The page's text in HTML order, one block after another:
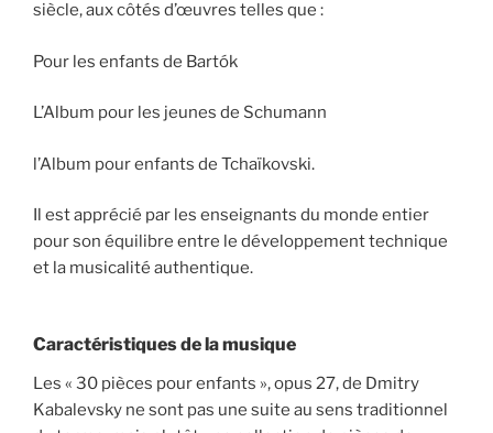
siècle, aux côtés d’œuvres telles que :
Pour les enfants de Bartók
L’Album pour les jeunes de Schumann
l’Album pour enfants de Tchaïkovski.
Il est apprécié par les enseignants du monde entier
pour son équilibre entre le développement technique
et la musicalité authentique.
Caractéristiques de la musique
Les « 30 pièces pour enfants », opus 27, de Dmitry
Kabalevsky ne sont pas une suite au sens traditionnel